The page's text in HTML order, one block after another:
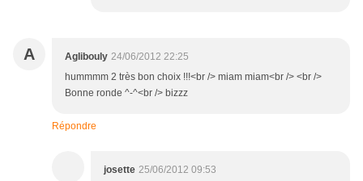
A Aglibouly 24/06/2012 22:25
hummmm 2 très bon choix !!!<br /> miam miam<br /> <br />
Bonne ronde ^-^<br /> bizzz
Répondre
josette 25/06/2012 09:53